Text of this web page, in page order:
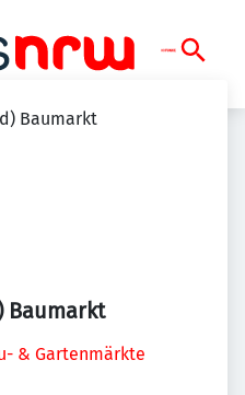
Baumarkt
Baumarkt
& Gartenmärkte